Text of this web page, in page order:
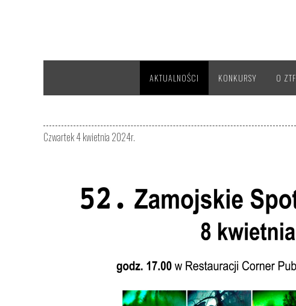
AKTUALNOŚCI KONKURSY O ZTF
Czwartek 4 kwietnia 2024r.